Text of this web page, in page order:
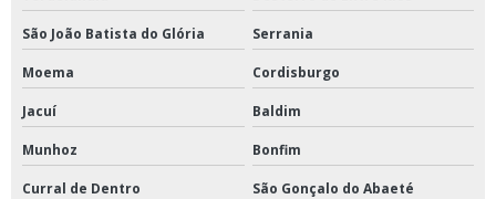
São João Batista do Glória Serrania
Moema Cordisburgo
Jacuí Baldim
Munhoz Bonfim
Curral de Dentro São Gonçalo do Abaeté